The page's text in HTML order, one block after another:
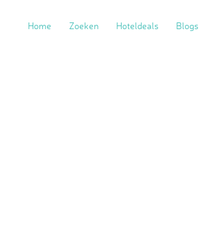
Home Zoeken Hoteldeals Blogs